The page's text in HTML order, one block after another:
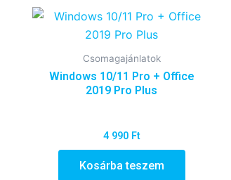
Csomagajánlatok
Windows 10/11 Pro + Office
2019 Pro Plus
4 990 Ft
Kosárba teszem